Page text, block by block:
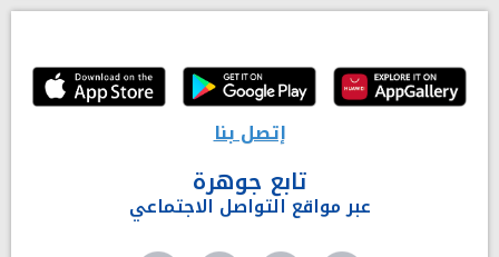
إتصل بنا
تابع جوهرة
عبر مواقع التواصل الاجتماعي